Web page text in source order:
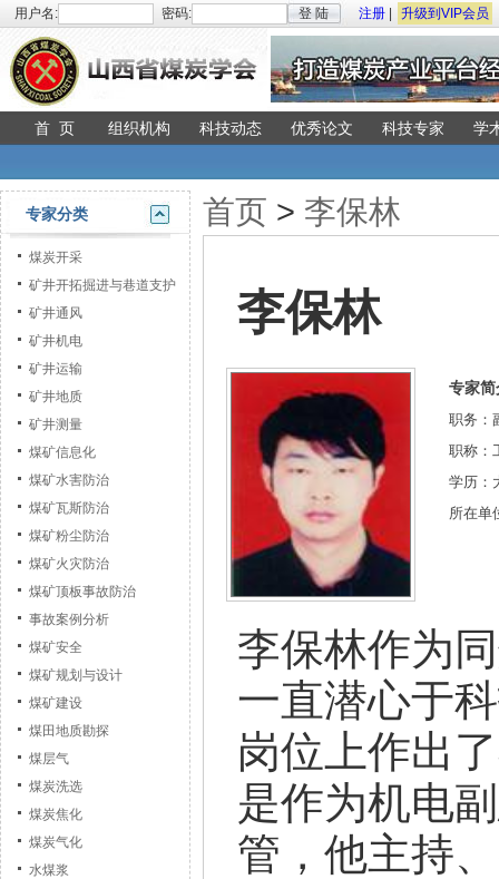
用户名: 密码: 登 陆 注册 升级到VIP会员
学
科技专家
优秀论文
科技动态
组织机构
首 页
专家分类
煤炭开采
矿井开拓掘进与巷道支护
矿井通风
矿井机电
矿井运输
矿井地质
矿井测量
煤矿信息化
煤矿水害防治
煤矿瓦斯防治
煤矿粉尘防治
煤矿火灾防治
煤矿顶板事故防治
事故案例分析
煤矿安全
煤矿规划与设计
煤矿建设
煤田地质勘探
煤层气
煤炭洗选
煤炭焦化
煤炭气化
水煤浆
首页 > 李保林
李保林
专家简
职务：
职称：
学历：
所在单
李保林作为
一直潜心于
岗位上作出
是作为机电
管，他主持